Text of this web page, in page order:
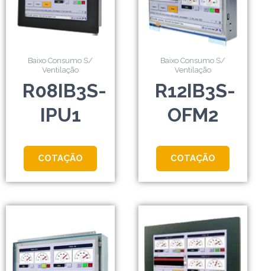
Baixo Consumo S/
Ventilação
R08IB3S-
IPU1
COTAÇÃO
Baixo Consumo S/
Ventilação
R12IB3S-
OFM2
COTAÇÃO